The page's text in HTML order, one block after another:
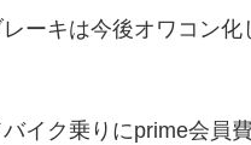
レーキは今後オワコン化
バイク乗りにprime会員